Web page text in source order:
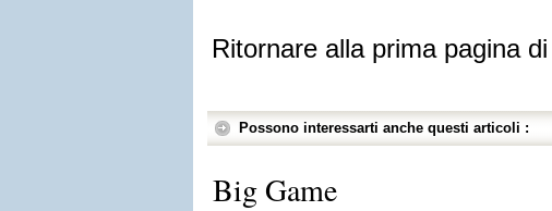
Ritornare alla prima pagina di
Possono interessarti anche questi articoli :
Big Game